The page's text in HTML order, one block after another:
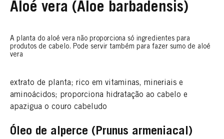
Aloé vera (Aloe barbadensis)
A planta do aloé vera não proporciona só ingredientes para
produtos de cabelo. Pode servir também para fazer sumo de aloé
vera
extrato de planta; rico em vitaminas, mineriais e
aminoácidos; proporciona hidratação ao cabelo e
apazigua o couro cabeludo
Óleo de alperce (Prunus armeniacal)